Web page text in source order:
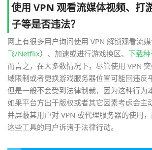
使用 VPN 观看流媒体视频、打
子等是否违法？
网上有很多用户询问使用 VPN 解锁观看流
飞/Netflix）、加速或进行游戏换区、 下载
而言之，在大多数情况下，尽管使用 VPN
域限制或者更换游戏服务器位置可能回违反
但是一般不会受到法律制裁，因为这种行为
如果平台方出于版权或者其它因素考虑会主
并屏蔽其用户对 VPN 或代理服务器的使用
这些工具的用户诉诸于法律行动。